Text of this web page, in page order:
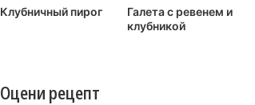
Клубничный пирог
Галета с ревенем и
клубникой
Оцени рецепт